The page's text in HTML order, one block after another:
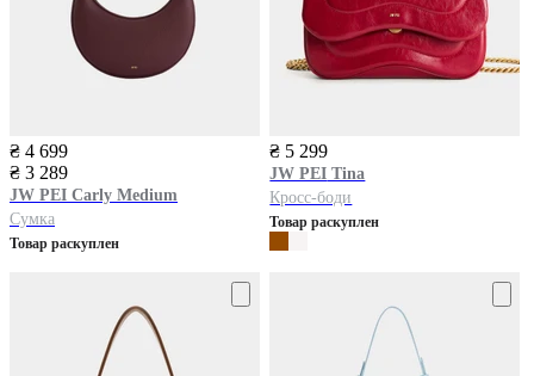
₴ 4 699
₴ 3 289
JW PEI Carly Medium
Сумка
Товар раскуплен
₴ 5 299
JW PEI Tina
Кросс-боди
Товар раскуплен